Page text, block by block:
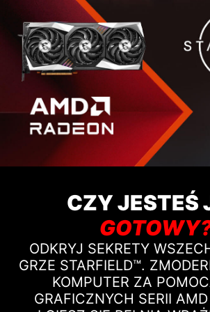
CZY JESTEŚ
ODKRYJ SEKRETY
GRZE STARFIELD™.
KOMPUTER ZA
GRAFICZNYCH SERII